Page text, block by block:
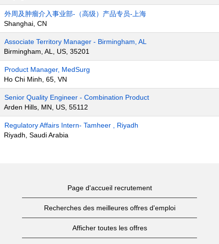
外周及肿瘤介入事业部-（高级）产品专员-上海
Shanghai, CN
Associate Territory Manager - Birmingham, AL
Birmingham, AL, US, 35201
Product Manager, MedSurg
Ho Chi Minh, 65, VN
Senior Quality Engineer - Combination Product
Arden Hills, MN, US, 55112
Regulatory Affairs Intern- Tamheer , Riyadh
Riyadh, Saudi Arabia
Page d'accueil recrutement
Recherches des meilleures offres d'emploi
Afficher toutes les offres